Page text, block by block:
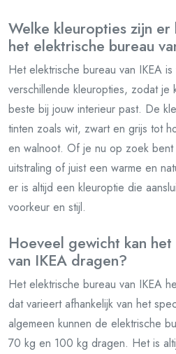
Welke kleuropties zijn
het elektrische bureau
Het elektrische bureau van IKEA
verschillende kleuropties, zodat je
beste bij jouw interieur past. De
tinten zoals wit, zwart en grijs tot
en walnoot. Of je nu op zoek bent
uitstraling of juist een warme en
er is altijd een kleuroptie die
voorkeur en stijl.
Hoeveel gewicht kan
van IKEA dragen?
Het elektrische bureau van IKEA
dat varieert afhankelijk van het
algemeen kunnen de elektrische
70 kg en 100 kg dragen. Het is